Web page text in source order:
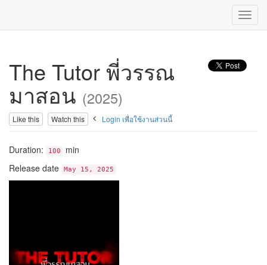
The Tutor พี่วรรณ
มาสอน (2025)
Like this Watch this Login เพื่อใช้งานส่วนนี้
Duration: 100
min
Release date
May 15, 2025